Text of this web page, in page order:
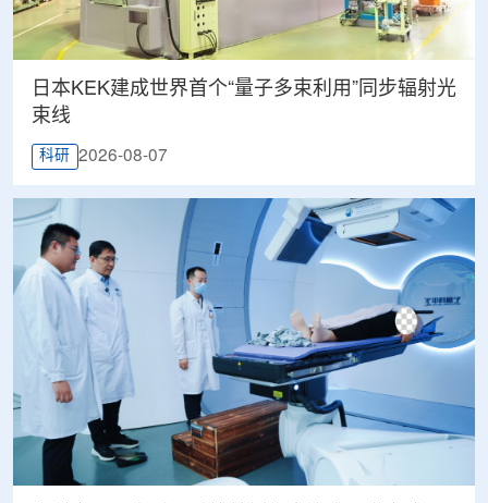
日本KEK建成世界首个“量子多束利用”同步辐射光
束线
科研 2026-08-07